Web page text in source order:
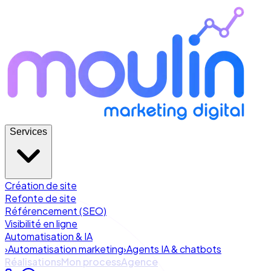
Services
Création de site
Refonte de site
Référencement (SEO)
Visibilité en ligne
Automatisation & IA
›Automatisation marketing›Agents IA & chatbots
RéalisationsMon processAgence